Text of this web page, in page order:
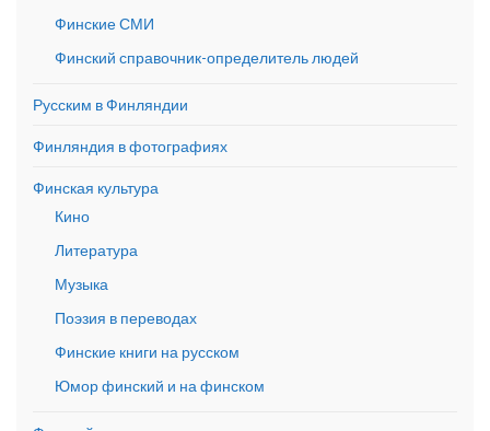
Финские СМИ
Финский справочник-определитель людей
Русским в Финляндии
Финляндия в фотографиях
Финская культура
Кино
Литература
Музыка
Поэзия в переводах
Финские книги на русском
Юмор финский и на финском